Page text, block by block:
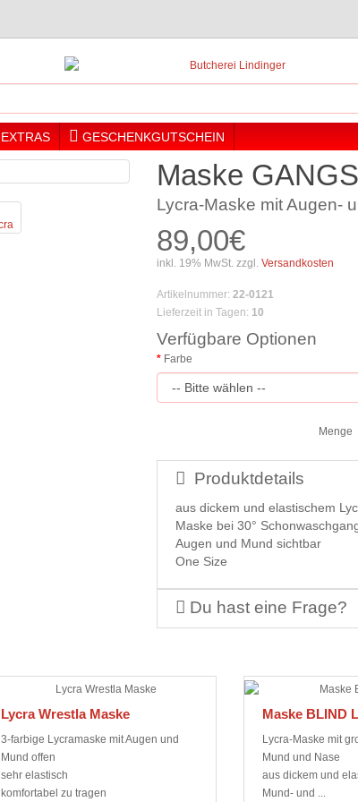
EXTRAS GESCHENKGUTSCHEIN
Maske
Lycra-Maske mit Augen-
89,00€
inkl. 19% MwSt. zzgl.Versandkosten
Artikelnummer: 22-0121
Lieferzeit in Tagen: 10
Verfügbare Optionen
Farbe
Menge
Produktdetails
aus dickem und elastischem
Maske bei 30°
Augen und Mund sichtbar
One Size
Du hast eine Frage?
Lycra Wrestla Maske
3-farbige Lycramaske mit Augen und
Mund offen
sehr elastisch
komfortabel zu tragen
Maske BLIND
Lycra-Maske mit
Mund und Nase
aus dickem und
Mund- und ...